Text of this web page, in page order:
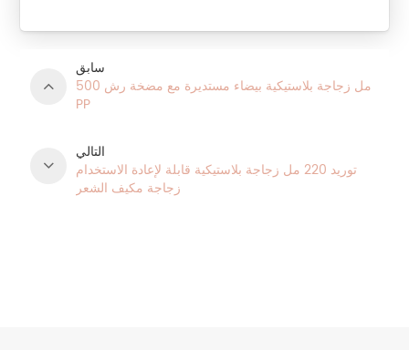
سابق
500 مل زجاجة بلاستيكية بيضاء مستديرة مع مضخة رش
PP
التالي
توريد 220 مل زجاجة بلاستيكية قابلة لإعادة الاستخدام
زجاجة مكيف الشعر